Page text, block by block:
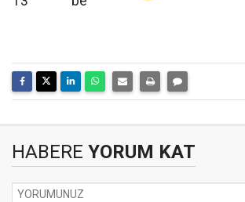
HABERE YORUM KAT